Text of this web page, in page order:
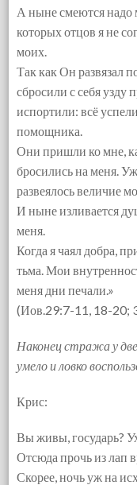
А ныне смеются надо
которых отцов я не
моих.
Так как Он развязал
сбросили с себя
испортили: всё
помощника.
Они пришли ко мне,
бросились на меня.
развеялось величие
И ныне изливается
меня.
Когда я чаял добра,
тьма. Мои
меня дни печали.»
(Иов.29:7-11, 18-20;
Наконец стража у
умело и ловко
Крис:
Вы живы, государь?
Отсюда прочь из лап
Скорее, ночь уж на